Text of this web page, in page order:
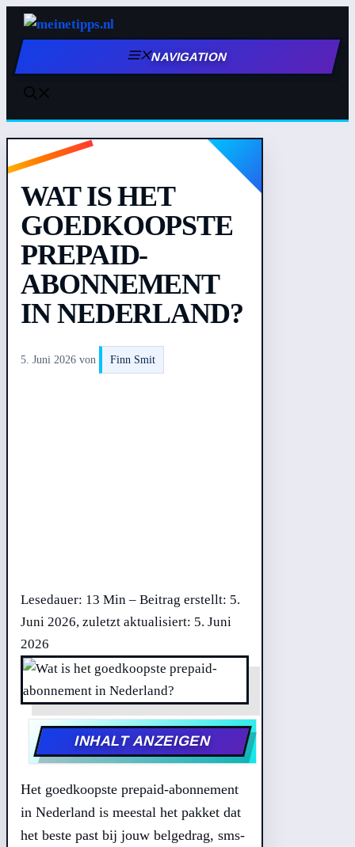
Zum
Inhalt
springen
NAVIGATION
WAT IS HET
GOEDKOOPSTE
PREPAID-
ABONNEMENT
IN NEDERLAND?
5. Juni 2026 von Finn Smit
Lesedauer: 13 Min – Beitrag erstellt: 5.
Juni 2026, zuletzt aktualisiert: 5. Juni
2026
INHALT ANZEIGEN
Het goedkoopste prepaid-abonnement
in Nederland is meestal het pakket dat
het beste past bij jouw belgedrag, sms-